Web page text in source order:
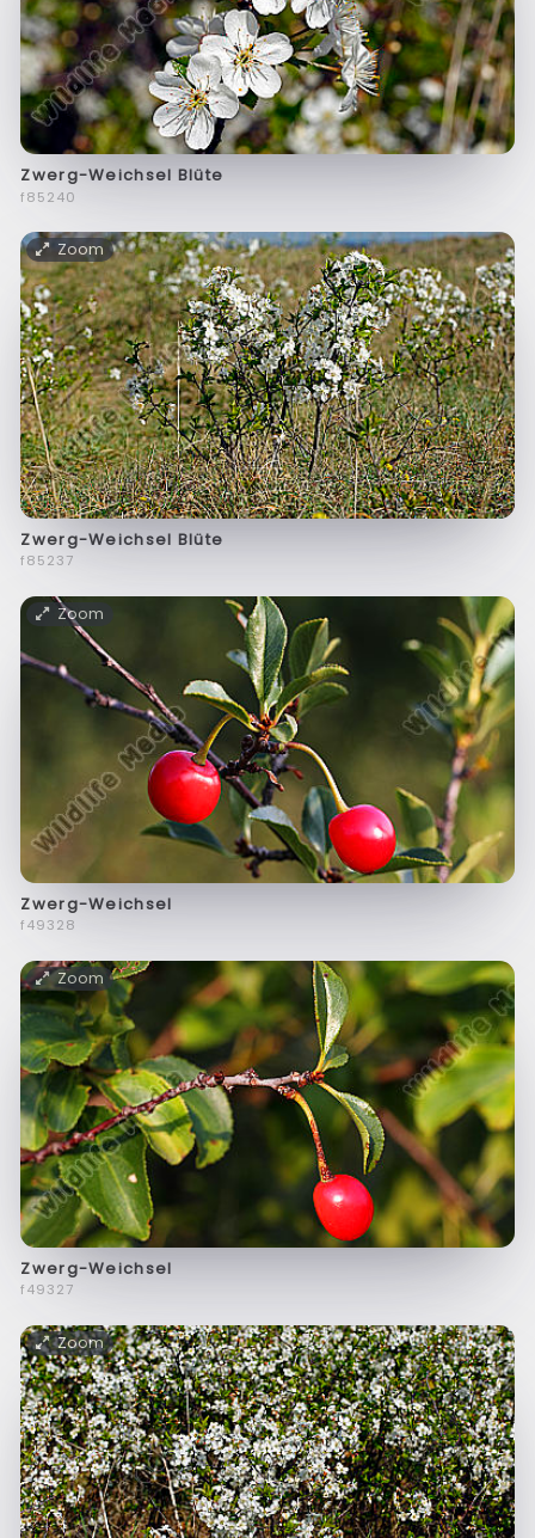
Zwerg-Weichsel Blüte
f85240
Zoom
Zwerg-Weichsel Blüte
f85237
Zoom
Zwerg-Weichsel
f49328
Zoom
Zwerg-Weichsel
f49327
Zoom